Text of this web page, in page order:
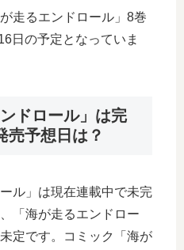
走るエンドロール」8巻
日の予定となっていま
ドロール」は完
売予想日は？
ル」は現在連載中で未完
「海が走るエンドロー
定です。コミック「海が